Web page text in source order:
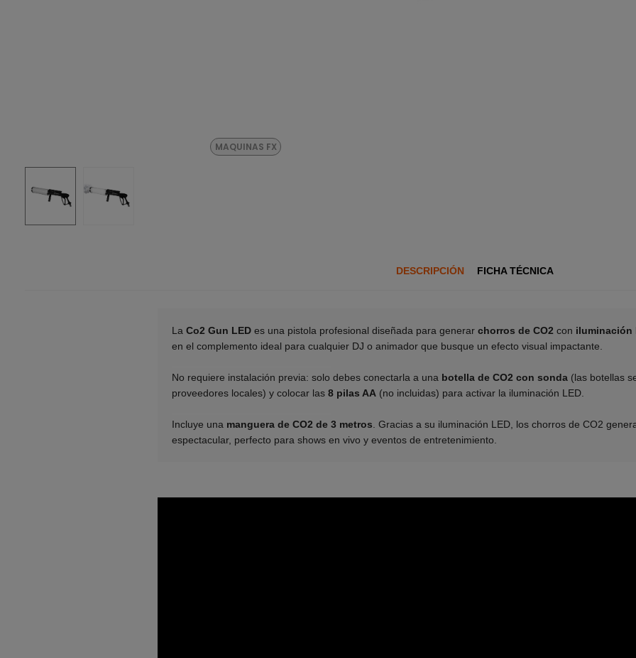
MAQUINAS FX
DESCRIPCIÓN FICHA TÉCNICA
La Co2 Gun LEDes una pistola profesional diseñada para generar chorros de CO2 con iluminación
en el complemento ideal para cualquier DJ o animador que busque un efecto visual impactante.
No requiere instalación previa: solo debes conectarla a una botella de CO2 con sonda(las botellas
proveedores locales) y colocar las 8 pilas AA (no incluidas) para activar la iluminación LED.
Incluye una manguera de CO2 de 3 metros . Gracias a su iluminación LED, los chorros de CO2
espectacular, perfecto para shows en vivo y eventos de entretenimiento.